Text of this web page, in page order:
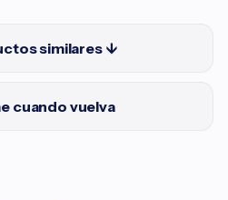
similares ↓
cuando vuelva